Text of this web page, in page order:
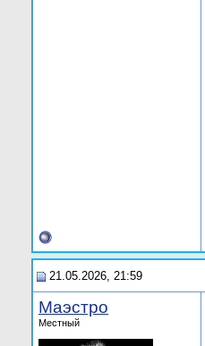
21.05.2026, 21:59
Маэстро
Местный